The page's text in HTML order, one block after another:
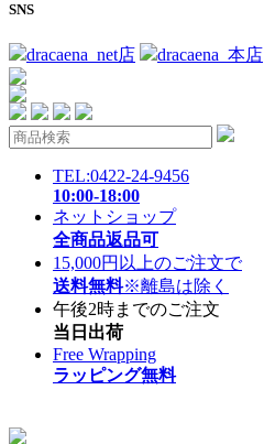
SNS
dracaena_net店 dracaena_本店
TEL:0422-24-9456
10:00-18:00
ネットショップ
全商品返品可
15,000円以上のご注文で
送料無料※離島は除く
午後2時までのご注文
当日出荷
Free Wrapping
ラッピング無料